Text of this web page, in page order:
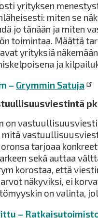
yrityksen
miten se
jo tänään ja miten
toimintaa. Määttä
yrityksiä
ja
– Grymmin Satuja
on
tarjoaa
sekä auttaa
korostaa, että
näkyviksi, ei
on valinta,
–